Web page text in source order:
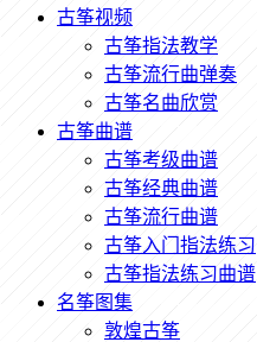
古筝视频
古筝指法教学
古筝流行曲弹奏
古筝名曲欣赏
古筝曲谱
古筝考级曲谱
古筝经典曲谱
古筝流行曲谱
古筝入门指法练习
古筝指法练习曲谱
名筝图集
敦煌古筝